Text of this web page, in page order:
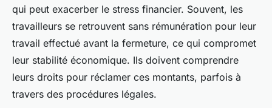
qui peut exacerber le stress financier. Souvent, les
travailleurs se retrouvent sans rémunération pour leur
travail effectué avant la fermeture, ce qui compromet
leur stabilité économique. Ils doivent comprendre
leurs droits pour réclamer ces montants, parfois à
travers des procédures légales.